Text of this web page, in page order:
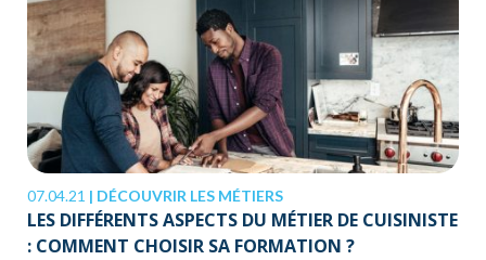
07.04.21 | DÉCOUVRIR LES MÉTIERS
LES DIFFÉRENTS ASPECTS DU MÉTIER DE CUISINISTE
: COMMENT CHOISIR SA FORMATION ?